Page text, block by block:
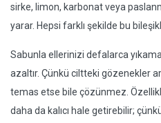
sirke, limon, karbonat veya
yarar. Hepsi farklı şekilde bu
Sabunla ellerinizi defalarca
azaltır. Çünkü ciltteki gözenekler
temas etse bile çözünmez.
daha da kalıcı hale getirebilir;